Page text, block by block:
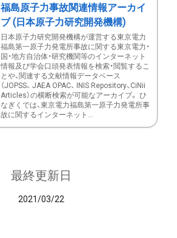
福島原子力事故関連情報アーカイ
ブ (日本原子力研究開発機構)
日本原子力研究開発機構が運営する東京電力
福島第一原子力発電所事故に関する東京電力・
国・地方自治体・研究機関等のインターネット
情報及び学会口頭発表情報を検索・閲覧するこ
とや、関連する文献情報データベース
（JOPSS、 JAEA OPAC、 INIS Repository、CiNii
Articles）の横断検索が可能なアーカイブ。 ひ
なぎくでは、東京電力福島第一原子力発電所事
故に関するインターネット...
最終更新日
2021/03/22